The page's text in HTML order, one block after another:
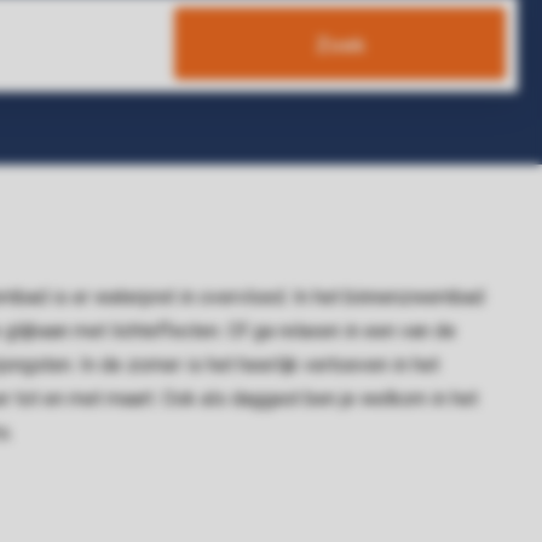
Zoek
is er waterpret in overvloed. In het binnenzwembad
met lichteffecten. Of ga relaxen in een van de
In de zomer is het heerlijk vertoeven in het
en met maart. Ook als daggast ben je welkom in het